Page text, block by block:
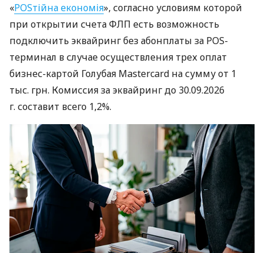
«POSтійна економія», согласно условиям которой
при открытии счета ФЛП есть возможность
подключить эквайринг без абонплаты за POS-
терминал в случае осуществления трех оплат
бизнес-картой Голубая Mastercard на сумму от 1
тыс. грн. Комиссия за эквайринг до 30.09.2026
г. составит всего 1,2%.